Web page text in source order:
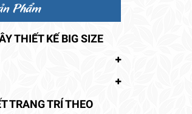
Phẩm
THIẾT KẾ BIG SIZE
TRANG TRÍ THEO